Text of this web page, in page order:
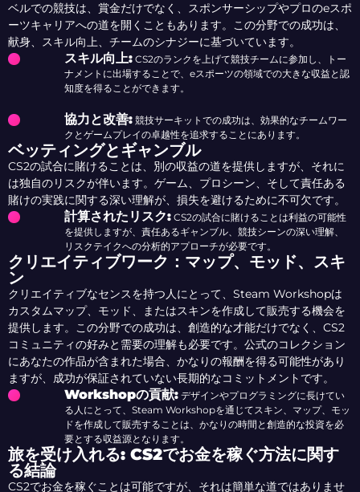
ベルでの競技は、賞金だけでなく、スポンサーシップやプロのeスポ
ーツキャリアへの道を開くこともあります。この分野での成功は、
献身、スキル向上、チームのシナジーに基づいています。
スキル向上: CS2のランクを上げて競技チームに参加し、トー
ナメントに出場することで、eスポーツの領域での大きな収益と認
知度を得ることができます。
協力と改善: 競技サーキットでの成功は、効果的なチームワー
クとゲームプレイの卓越性を追求することにあります。
ベッティングとギャンブル
CS2の試合に賭けることは、別の収益の道を提供しますが、それに
は独自のリスクが伴います。ゲーム、プロシーン、そして責任ある
賭けの実践に関する深い理解が、損失を避けるために不可欠です。
計算されたリスク: CS2の試合に賭けることは利益の可能性
を提供しますが、責任あるギャンブル、競技シーンの深い理解、
リスクテイクへの分析的アプローチが必要です。
クリエイティブワーク：マップ、モッド、スキ
ン
クリエイティブなセンスを持つ人にとって、Steam Workshopは
カスタムマップ、モッド、またはスキンを作成して販売する機会を
提供します。この分野での成功は、創造的な才能だけでなく、CS2
コミュニティの好みと需要の理解も必要です。公式のコレクション
にあなたの作品が含まれた場合、かなりの報酬を得る可能性があり
ますが、成功が保証されていない長期的なコミットメントです。
Workshopの貢献: デザインやプログラミングに長けてい
る人にとって、Steam Workshopを通じてスキン、マップ、モッ
ドを作成して販売することは、かなりの時間と創造的な投資を必
要とする収益源となります。
旅を受け入れる: CS2でお金を稼ぐ方法に関す
る結論
CS2でお金を稼ぐことは可能ですが、それは簡単な道ではありませ